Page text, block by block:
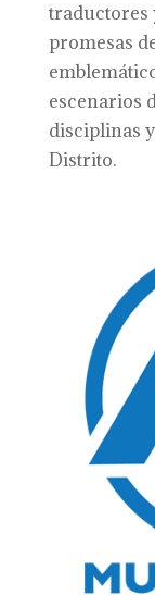
traductores
promesas
escenarios
disciplinas
Distrito.